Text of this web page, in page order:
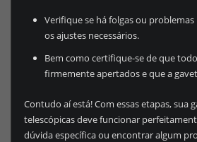
Verifique se há folgas ou
os ajustes necessários.
Bem como certifique-se de que
firmemente apertados e que a
Contudo aí está! Com essas etapas, sua
telescópicas deve funcionar
dúvida específica ou encontrar algum